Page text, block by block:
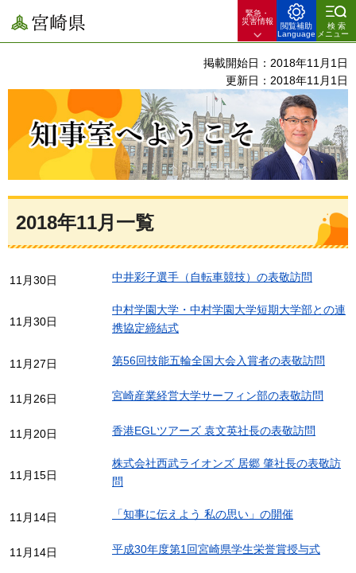
宮崎県
緊急・
災害情報
閲覧補助
Language
検索
メニュー
掲載開始日：2018年11月1日
更新日：2018年11月1日
2018年11月一覧
11月30日 中井彩子選手（自転車競技）の表敬訪問
11月30日
中村学園大学・中村学園大学短期大学部との連
携協定締結式
11月27日 第56回技能五輪全国大会入賞者の表敬訪問
11月26日 宮崎産業経営大学サーフィン部の表敬訪問
11月20日 香港EGLツアーズ 袁文英社長の表敬訪問
11月15日
株式会社西武ライオンズ 居郷 肇社長の表敬訪
問
11月14日 「知事に伝えよう 私の思い」の開催
11月14日 平成30年度第1回宮崎県学生栄誉賞授与式